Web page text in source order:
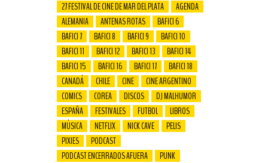
27 FESTIVAL DE CINE DE MAR DEL PLATA
AGENDA
ALEMANIA
ANTENAS ROTAS
BAFICI 6
BAFICI 7
BAFICI 8 BAFICI 9
BAFICI 10
BAFICI 11
BAFICI 12 BAFICI 13
BAFICI 14
BAFICI 15
BAFICI 16 BAFICI 17
BAFICI 18
CANADÁ
CHILE CINE
CINE ARGENTINO
COMICS
COREA DISCOS
DJ MALHUMOR
ESPAÑA
FESTIVALES FUTBOL
LIBROS
MÚSICA
NETFLIX NICK CAVE
PELIS
PIXIES
PODCAST
PODCAST ENCERRADOS AFUERA
PUNK